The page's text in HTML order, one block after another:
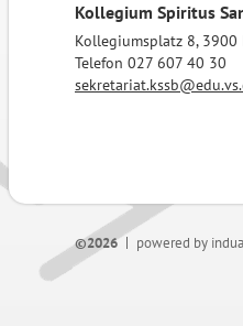
Kollegium Spiritus
Kollegiumsplatz 8, 3900
Telefon 027 607 40 30
©2026 powered by